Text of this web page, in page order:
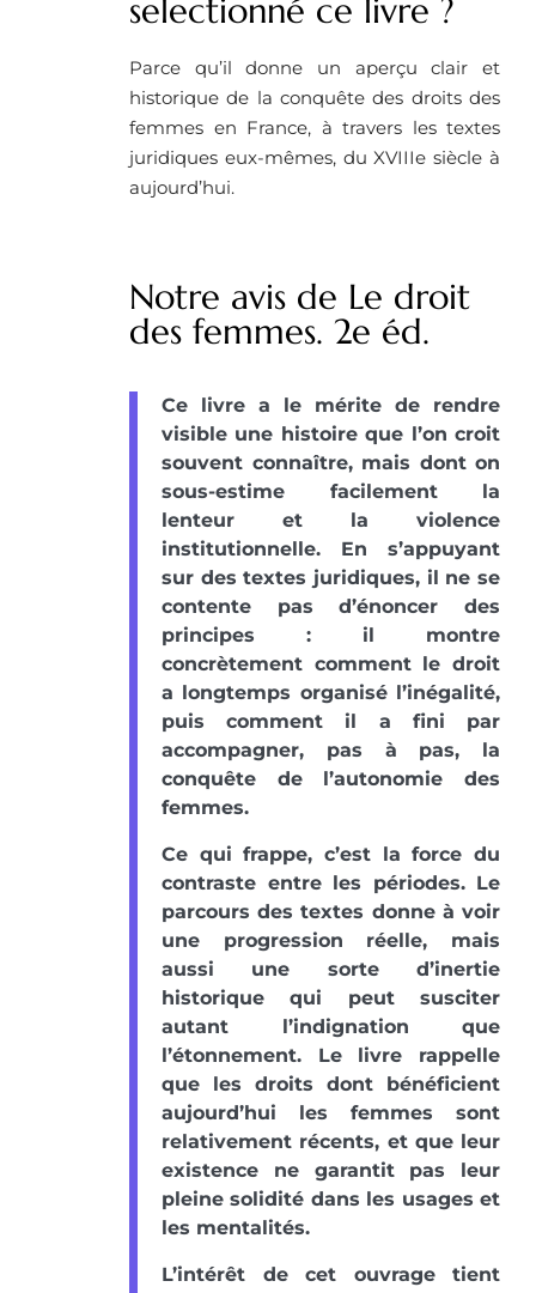
selectionné ce livre ? ​
Parce qu’il donne un aperçu clair et
historique de la conquête des droits des
femmes en France, à travers les textes
juridiques eux-mêmes, du XVIIIe siècle à
aujourd’hui.
Notre avis de Le droit
des femmes. 2e éd.
Ce livre a le mérite de rendre
visible une histoire que l’on croit
souvent connaître, mais dont on
sous-estime facilement la
lenteur et la violence
institutionnelle. En s’appuyant
sur des textes juridiques, il ne se
contente pas d’énoncer des
principes : il montre
concrètement comment le droit
a longtemps organisé l’inégalité,
puis comment il a fini par
accompagner, pas à pas, la
conquête de l’autonomie des
femmes.
Ce qui frappe, c’est la force du
contraste entre les périodes. Le
parcours des textes donne à voir
une progression réelle, mais
aussi une sorte d’inertie
historique qui peut susciter
autant l’indignation que
l’étonnement. Le livre rappelle
que les droits dont bénéficient
aujourd’hui les femmes sont
relativement récents, et que leur
existence ne garantit pas leur
pleine solidité dans les usages et
les mentalités.
L’intérêt de cet ouvrage tient